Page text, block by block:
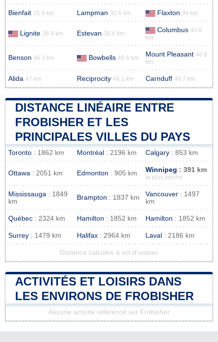
Bienfait 25.9 km Lampman 30.6 km Flaxton 34 km
Lignite 36.9 km Estevan 39.6 km Columbus 40.8
km
Benson 46.3 km Bowbells 46.6 km Mount Pleasant 46.8
km
Alida 47 km Reciprocity 48.1 km Carnduff 48.7 km
DISTANCE LINÉAIRE ENTRE
FROBISHER ET LES
PRINCIPALES VILLES DU PAYS
Toronto : 1862 km Montréal : 2196 km Calgary : 853 km
Ottawa : 2051 km Edmonton : 905 km Winnipeg : 391 km
la plus proche
Mississauga : 1849
km
Brampton : 1837 km Vancouver : 1497
km
Québec : 2324 km Hamilton : 1852 km Hamilton : 1852 km
Surrey : 1479 km Halifax : 2964 km Laval : 2186 km
Distance calculée à vol d'oiseau
ACTIVITÉS ET LOISIRS DANS
LES ENVIRONS DE FROBISHER
Aucune activité référencé sur Frobisher